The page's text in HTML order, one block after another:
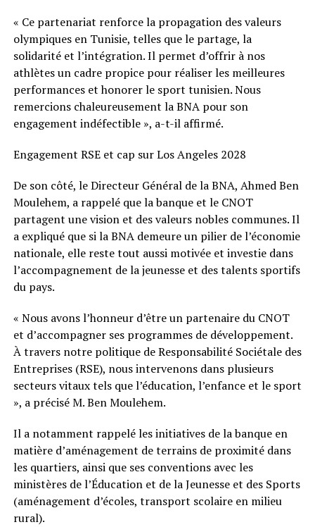
« Ce partenariat renforce la propagation des valeurs
olympiques en Tunisie, telles que le partage, la
solidarité et l’intégration. Il permet d’offrir à nos
athlètes un cadre propice pour réaliser les meilleures
performances et honorer le sport tunisien. Nous
remercions chaleureusement la BNA pour son
engagement indéfectible », a-t-il affirmé.
Engagement RSE et cap sur Los Angeles 2028
De son côté, le Directeur Général de la BNA, Ahmed Ben
Moulehem, a rappelé que la banque et le CNOT
partagent une vision et des valeurs nobles communes. Il
a expliqué que si la BNA demeure un pilier de l’économie
nationale, elle reste tout aussi motivée et investie dans
l’accompagnement de la jeunesse et des talents sportifs
du pays.
« Nous avons l’honneur d’être un partenaire du CNOT
et d’accompagner ses programmes de développement.
À travers notre politique de Responsabilité Sociétale des
Entreprises (RSE), nous intervenons dans plusieurs
secteurs vitaux tels que l’éducation, l’enfance et le sport
», a précisé M. Ben Moulehem.
Il a notamment rappelé les initiatives de la banque en
matière d’aménagement de terrains de proximité dans
les quartiers, ainsi que ses conventions avec les
ministères de l’Éducation et de la Jeunesse et des Sports
(aménagement d’écoles, transport scolaire en milieu
rural).